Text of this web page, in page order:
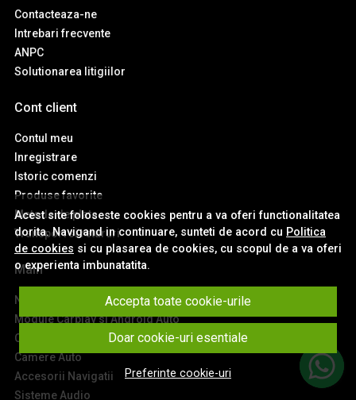
Acest site foloseste cookies pentru a va oferi functionalitatea
dorita. Navigand in continuare, sunteti de acord cu Politica
de cookies si cu plasarea de cookies, cu scopul de a va oferi
o experienta imbunatatita.
Accepta toate cookie-urile
Doar cookie-uri esentiale
Preferinte cookie-uri
Contacteaza-ne
Intrebari frecvente
ANPC
Solutionarea litigiilor
Cont client
Contul meu
Inregistrare
Istoric comenzi
Produse favorite
Metode de plata
Transport si retururi
Main
Navigatii Auto
Module Carplay si Android Auto
Ceasuri de Bord Digitale
Camere Auto
Accesorii Navigatii
Sisteme Audio